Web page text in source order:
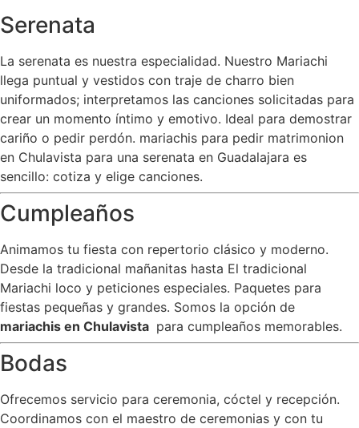
Serenata
La serenata es nuestra especialidad. Nuestro Mariachi
llega puntual y vestidos con traje de charro bien
uniformados; interpretamos las canciones solicitadas para
crear un momento íntimo y emotivo. Ideal para demostrar
cariño o pedir perdón. mariachis para pedir matrimonion
en Chulavista para una serenata en Guadalajara es
sencillo: cotiza y elige canciones.
Cumpleaños
Animamos tu fiesta con repertorio clásico y moderno.
Desde la tradicional mañanitas hasta El tradicional
Mariachi loco y peticiones especiales. Paquetes para
fiestas pequeñas y grandes. Somos la opción de
mariachis en Chulavista para cumpleaños memorables.
Bodas
Ofrecemos servicio para ceremonia, cóctel y recepción.
Coordinamos con el maestro de ceremonias y con tu